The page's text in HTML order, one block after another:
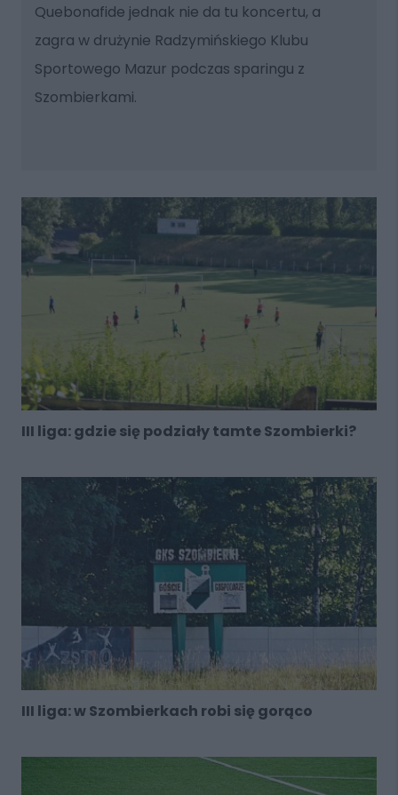
Quebonafide jednak nie da tu koncertu, a
zagra w drużynie Radzymińskiego Klubu
Sportowego Mazur podczas sparingu z
Szombierkami.
III liga: gdzie się podziały tamte Szombierki?
III liga: w Szombierkach robi się gorąco